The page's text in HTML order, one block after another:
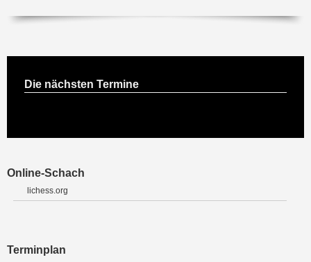
Die nächsten Termine
Online-Schach
lichess.org
Terminplan